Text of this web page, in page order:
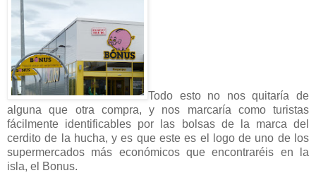
Todo esto no nos quitaría de
alguna que otra compra, y nos marcaría como turistas
fácilmente identificables por las bolsas de la marca del
cerdito de la hucha, y es que este es el logo de uno de los
supermercados más económicos que encontraréis en la
isla, el Bonus.